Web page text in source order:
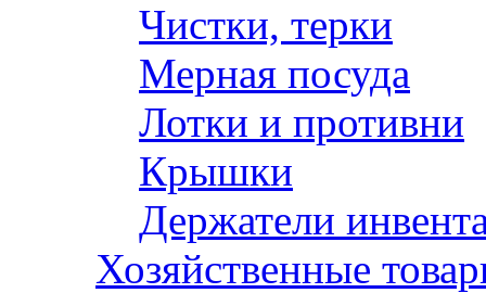
Чистки, терки
Мерная посуда
Лотки и противни
Крышки
Держатели
Хозяйственные